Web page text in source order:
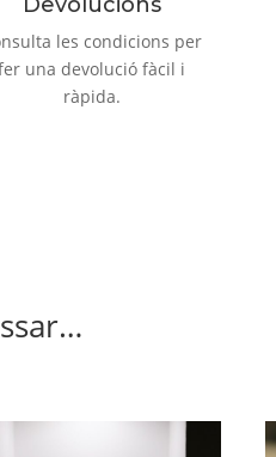
les condicions per
una devolució fàcil i
ràpida.